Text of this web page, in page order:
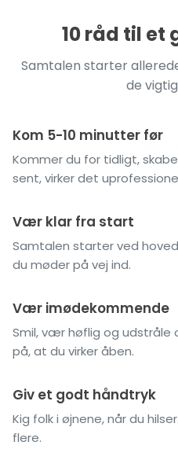
10 råd til et
Samtalen starter
de
Kom 5-10 minutter før
Kommer du for tidligt,
sent, virker det
Vær klar fra start
Samtalen starter ved
du møder på vej ind.
Vær imødekommende
Smil, vær høflig og
på, at du virker åben.
Giv et godt håndtryk
Kig folk i øjnene, når du
flere.